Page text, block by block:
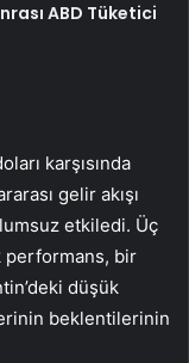
ABD Tüketici
karşısında
gelir akışı
etkiledi. Üç
performans, bir
düşük
beklentilerinin